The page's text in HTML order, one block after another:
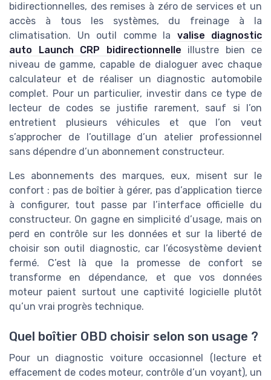
bidirectionnelles, des remises à zéro de services et un
accès à tous les systèmes, du freinage à la
climatisation. Un outil comme la valise diagnostic
auto Launch CRP bidirectionnelle illustre bien ce
niveau de gamme, capable de dialoguer avec chaque
calculateur et de réaliser un diagnostic automobile
complet. Pour un particulier, investir dans ce type de
lecteur de codes se justifie rarement, sauf si l’on
entretient plusieurs véhicules et que l’on veut
s’approcher de l’outillage d’un atelier professionnel
sans dépendre d’un abonnement constructeur.
Les abonnements des marques, eux, misent sur le
confort : pas de boîtier à gérer, pas d’application tierce
à configurer, tout passe par l’interface officielle du
constructeur. On gagne en simplicité d’usage, mais on
perd en contrôle sur les données et sur la liberté de
choisir son outil diagnostic, car l’écosystème devient
fermé. C’est là que la promesse de confort se
transforme en dépendance, et que vos données
moteur paient surtout une captivité logicielle plutôt
qu’un vrai progrès technique.
Quel boîtier OBD choisir selon son usage ?
Pour un diagnostic voiture occasionnel (lecture et
effacement de codes moteur, contrôle d’un voyant), un